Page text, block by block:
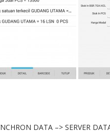
DATA –> SERVER